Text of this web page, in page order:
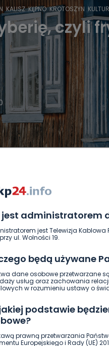
jest administratorem
jest Telewizja Kablowa
ul. Wolności 19.
będą używane
dane osobowe przetwarzane
usług oraz zachowania
w rozumieniu ustawy o
podstawie
prawną przetwarzania
Europejskiego i Rady (UE)
KALISZ KĘPNO KROTOSZYN
czyli
ŚRODOWISKO